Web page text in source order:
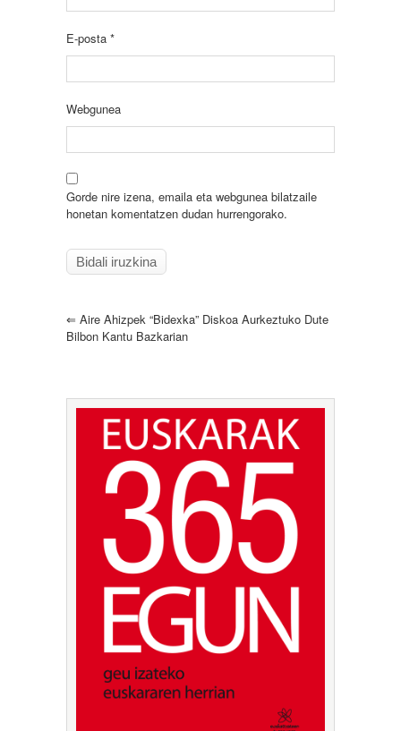
E-posta *
Webgunea
Gorde nire izena, emaila eta webgunea bilatzaile
honetan komentatzen dudan hurrengorako.
⇐ Aire Ahizpek “Bidexka” Diskoa Aurkeztuko Dute
Bilbon Kantu Bazkarian